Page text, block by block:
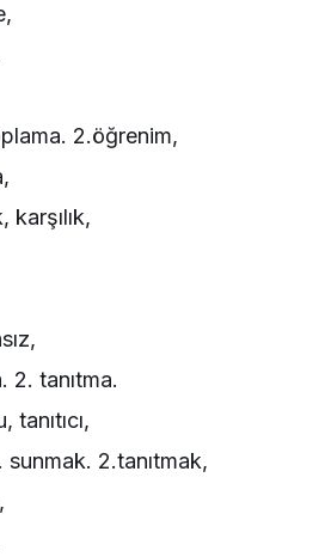
2.öğrenim,
karşılık,
2. tanıtma.
tanıtıcı,
sunmak. 2.tanıtmak,